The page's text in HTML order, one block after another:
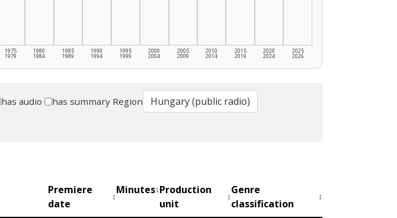
1975
1979
1980
1984
1985
1989
1990
1994
1995
1999
2000
2004
2005
2009
2010
2014
2015
2019
2020
2024
2025
2026
has audio has summary Region
Premiere
date
↕
Minutes↕Production
unit
↕
Genre
classification
↕